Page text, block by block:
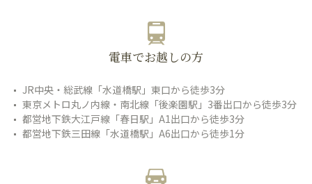
電車でお越しの方
JR中央・総武線「水道橋駅」東口から徒歩3分
東京メトロ丸ノ内線・南北線「後楽園駅」3番出口から徒歩3分
都営地下鉄大江戸線「春日駅」A1出口から徒歩3分
都営地下鉄三田線「水道橋駅」A6出口から徒歩1分